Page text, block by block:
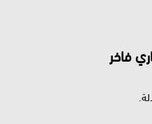
فاخر